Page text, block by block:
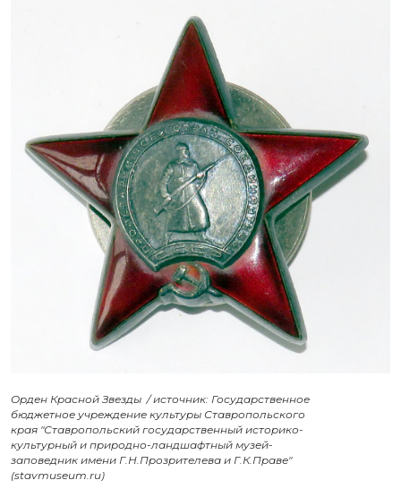
Орден Красной Звезды / источник: Государственное
бюджетное учреждение культуры Ставропольского
края "Ставропольский государственный историко-
культурный и природно-ландшафтный музей-
заповедник имени Г.Н.Прозрителева и Г.К.Праве"
(stavmuseum.ru)